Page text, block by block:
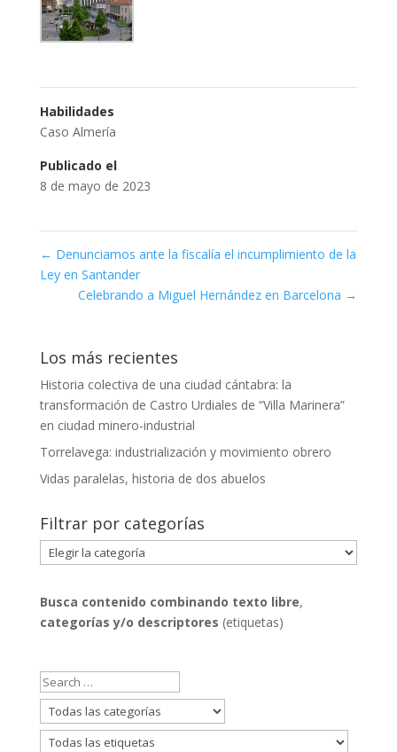
Habilidades
Caso Almería
Publicado el
8 de mayo de 2023
← Denunciamos ante la fiscalía el incumplimiento de la
Ley en Santander
Celebrando a Miguel Hernández en Barcelona →
Los más recientes
Historia colectiva de una ciudad cántabra: la
transformación de Castro Urdiales de “Villa Marinera”
en ciudad minero-industrial
Torrelavega: industrialización y movimiento obrero
Vidas paralelas, historia de dos abuelos
Filtrar por categorías
Filtrar
por
Busca contenido combinando texto libre,
categorías y/o descriptores (etiquetas)